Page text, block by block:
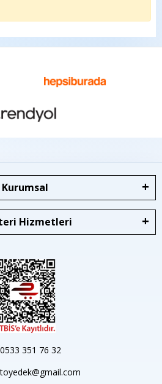
Kurumsal
Hizmetleri
0533 351 76 32